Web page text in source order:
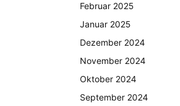
Februar 2025
Januar 2025
Dezember 2024
November 2024
Oktober 2024
September 2024